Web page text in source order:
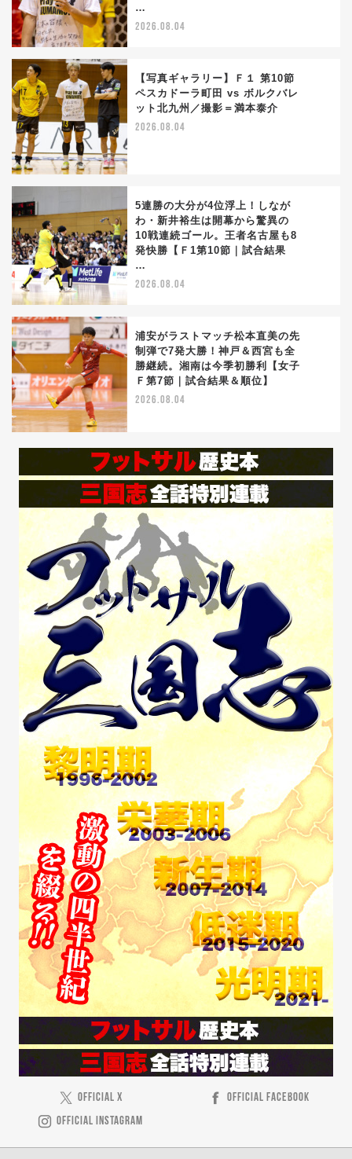
…
2026.08.04
【写真ギャラリー】Ｆ１ 第10節
ペスカドーラ町田 vs ボルクバレ
ット北九州／撮影＝満本泰介
2026.08.04
5連勝の大分が4位浮上！しなが
わ・新井裕生は開幕から驚異の
10戦連続ゴール。王者名古屋も8
発快勝【Ｆ1第10節｜試合結果
…
2026.08.04
浦安がラストマッチ松本直美の先
制弾で7発大勝！神戸＆西宮も全
勝継続。湘南は今季初勝利【女子
Ｆ第7節｜試合結果＆順位】
2026.08.04
OFFICIAL X
OFFICIAL FACEBOOK
OFFICIAL INSTAGRAM